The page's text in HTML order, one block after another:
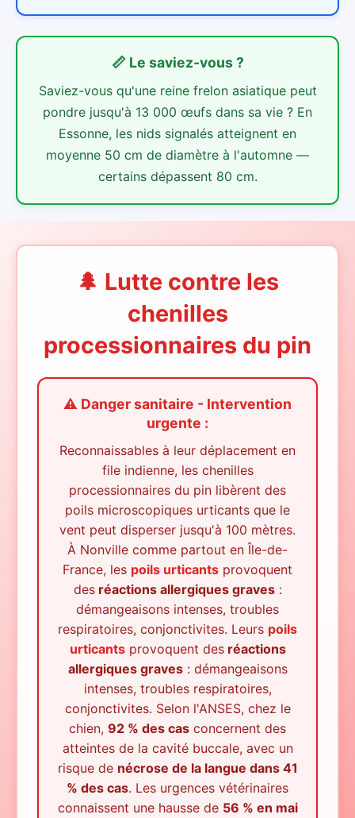
📏 Le saviez-vous ?
Saviez-vous qu'une reine frelon asiatique peut
pondre jusqu'à 13 000 œufs dans sa vie ? En
Essonne, les nids signalés atteignent en
moyenne 50 cm de diamètre à l'automne —
certains dépassent 80 cm.
🌲 Lutte contre les
chenilles
processionnaires du pin
⚠️ Danger sanitaire - Intervention
urgente :
Reconnaissables à leur déplacement en
file indienne, les chenilles
processionnaires du pin libèrent des
poils microscopiques urticants que le
vent peut disperser jusqu'à 100 mètres.
À Nonville comme partout en Île-de-
France, les poils urticants provoquent
desréactions allergiques graves :
démangeaisons intenses, troubles
respiratoires, conjonctivites. Leurs poils
urticants provoquent desréactions
allergiques graves : démangeaisons
intenses, troubles respiratoires,
conjonctivites. Selon l'ANSES, chez le
chien, 92 % des cas concernent des
atteintes de la cavité buccale, avec un
risque de nécrose de la langue dans 41
% des cas. Les urgences vétérinaires
connaissent une hausse de 56 % en mai